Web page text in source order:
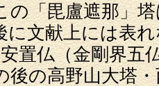
の「毘盧遮那」
に文献上には表
置仏（金剛界五
後の高野山大塔